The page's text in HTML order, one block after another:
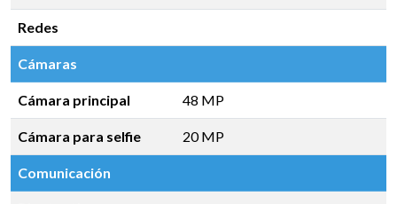
Redes
Cámaras
Cámara principal 48 MP
Cámara para selfie 20 MP
Comunicación